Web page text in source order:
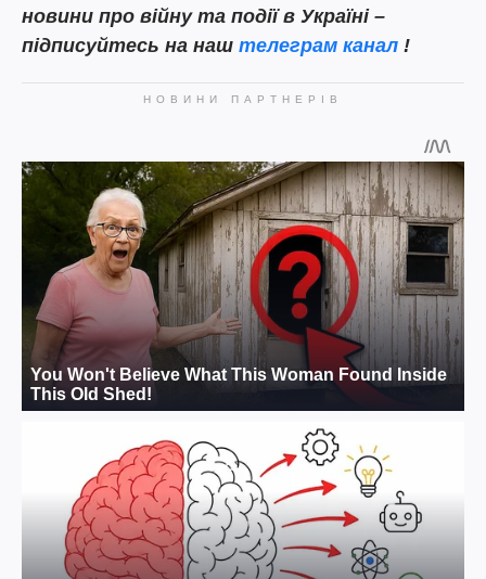
новини про війну та події в Україні –
підписуйтесь на наш телеграм канал !